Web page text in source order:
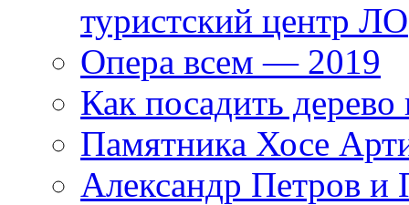
туристский центр ЛО
Опера всем — 2019
Как посадить дерево
Памятника Хосе
Александр Петров и